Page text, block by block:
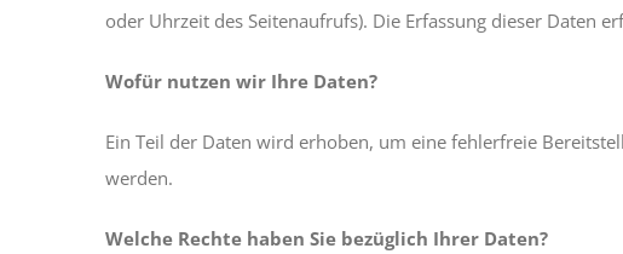
oder Uhrzeit des Seitenaufrufs). Die Erfassung dieser Daten
Wofür nutzen wir Ihre Daten?
Ein Teil der Daten wird erhoben, um eine fehlerfreie
werden.
Welche Rechte haben Sie bezüglich Ihrer Daten?